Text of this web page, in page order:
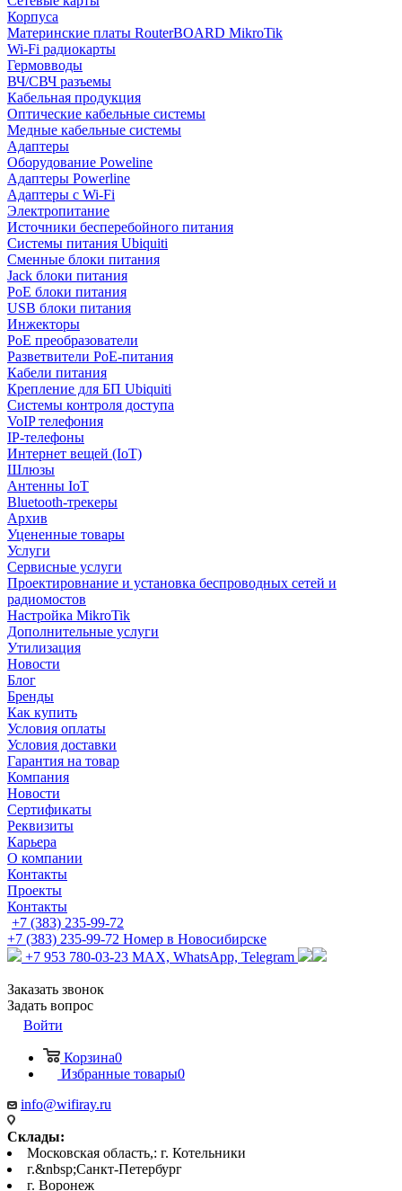
Корпуса
Материнские платы RouterBOARD MikroTik
Wi-Fi радиокарты
Гермовводы
ВЧ/СВЧ разъемы
Кабельная продукция
Оптические кабельные системы
Медные кабельные системы
Адаптеры
Оборудование Poweline
Адаптеры Powerline
Адаптеры с Wi-Fi
Электропитание
Источники бесперебойного питания
Системы питания Ubiquiti
Сменные блоки питания
Jack блоки питания
PoE блоки питания
USB блоки питания
Инжекторы
PoE преобразователи
Разветвители PoE-питания
Кабели питания
Крепление для БП Ubiquiti
Системы контроля доступа
VoIP телефония
IP-телефоны
Интернет вещей (IoT)
Шлюзы
Антенны IoT
Bluetooth-трекеры
Архив
Уцененные товары
Услуги
Сервисные услуги
Проектировнание и установка беспроводных сетей и
радиомостов
Настройка MikroTik
Дополнительные услуги
Утилизация
Новости
Блог
Бренды
Как купить
Условия оплаты
Условия доставки
Гарантия на товар
Компания
Новости
Сертификаты
Реквизиты
Карьера
О компании
Контакты
Проекты
Контакты
+7 (383) 235-99-72
+7 (383) 235-99-72 Номер в Новосибирске
+7 953 780-03-23 MAX, WhatsApp, Telegram
Заказать звонок
Задать вопрос
Войти
Корзина0
Избранные товары0
info@wifiray.ru
Склады:
Московская область,: г. Котельники
г.&nbsp;Санкт-Петербург
г. Воронеж